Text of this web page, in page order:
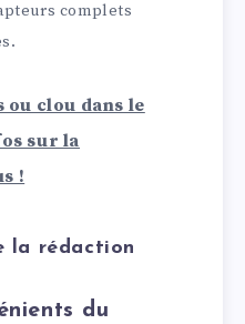
complets
ou clou dans le
sur la
!
la rédaction
du